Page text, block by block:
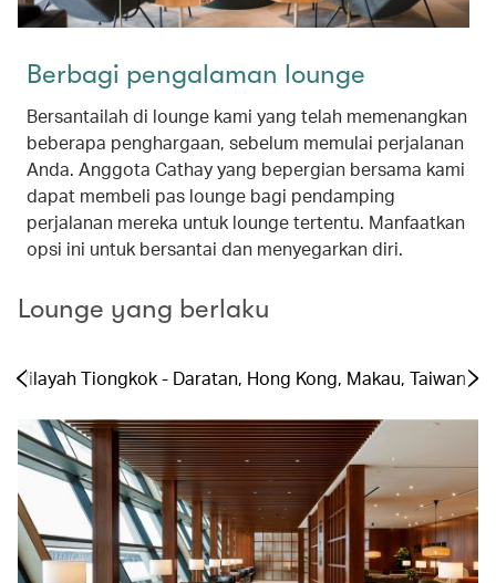
Berbagi pengalaman lounge
Bersantailah di lounge kami yang telah memenangkan
beberapa penghargaan, sebelum memulai perjalanan
Anda. Anggota Cathay yang bepergian bersama kami
dapat membeli pas lounge bagi pendamping
perjalanan mereka untuk lounge tertentu. Manfaatkan
opsi ini untuk bersantai dan menyegarkan diri.
Lounge yang berlaku
Wilayah Tiongkok - Daratan, Hong Kong, Makau, Taiwan